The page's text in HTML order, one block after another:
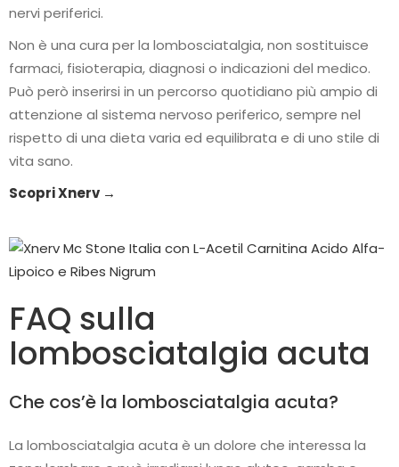
nervi periferici.
Non è una cura per la lombosciatalgia, non sostituisce
farmaci, fisioterapia, diagnosi o indicazioni del medico.
Può però inserirsi in un percorso quotidiano più ampio di
attenzione al sistema nervoso periferico, sempre nel
rispetto di una dieta varia ed equilibrata e di uno stile di
vita sano.
Scopri Xnerv →
FAQ sulla
lombosciatalgia acuta
Che cos’è la lombosciatalgia acuta?
La lombosciatalgia acuta è un dolore che interessa la